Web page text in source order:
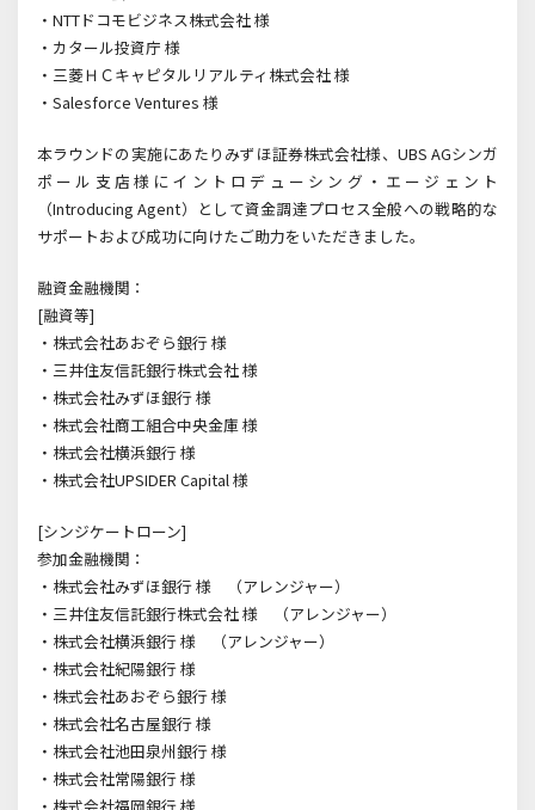
・NTTドコモビジネス株式会社 様
・カタール投資庁 様
・三菱ＨＣキャピタルリアルティ株式会社 様
・Salesforce Ventures 様
本ラウンドの実施にあたりみずほ証券株式会社様、UBS AGシンガ
ポール支店様にイントロデューシング・エージェント
（Introducing Agent）として資金調達プロセス全般への戦略的な
サポートおよび成功に向けたご助力をいただきました。
融資金融機関：
[融資等]
・株式会社あおぞら銀行 様
・三井住友信託銀行株式会社 様
・株式会社みずほ銀行 様
・株式会社商工組合中央金庫 様
・株式会社横浜銀行 様
・株式会社UPSIDER Capital様
[シンジケートローン]
参加金融機関：
・株式会社みずほ銀行 様 （アレンジャー）
・三井住友信託銀行株式会社 様 （アレンジャー）
・株式会社横浜銀行 様 （アレンジャー）
・株式会社紀陽銀行 様
・株式会社あおぞら銀行 様
・株式会社名古屋銀行 様
・株式会社池田泉州銀行 様
・株式会社常陽銀行 様